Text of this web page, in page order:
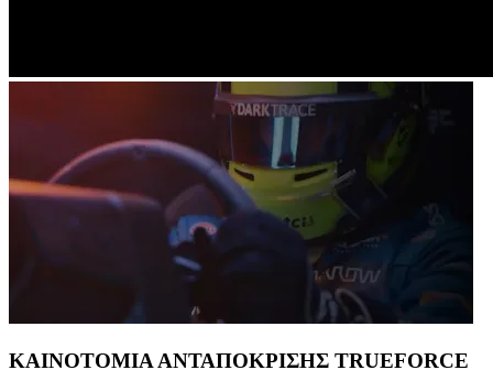
ΚΑΙΝΟΤΟΜΙΑ ΑΝΤΑΠΟΚΡΙΣΗΣ TRUEFORCE